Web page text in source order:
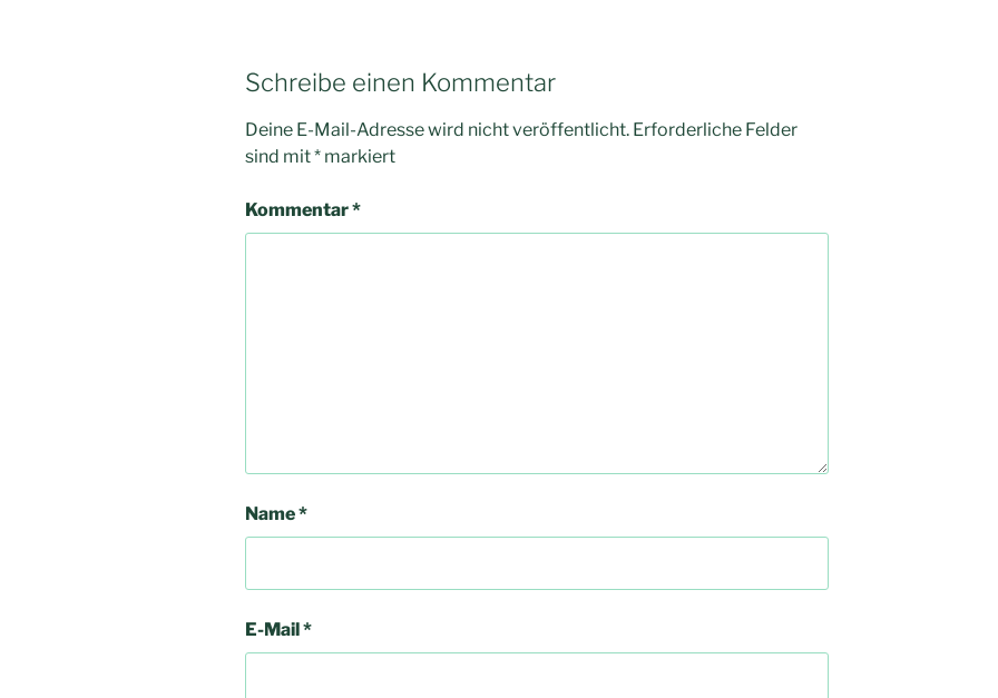
Schreibe einen Kommentar
Deine E-Mail-Adresse wird nicht veröffentlicht. Erforderliche Felder
sind mit* markiert
Kommentar*
Name*
E-Mail*